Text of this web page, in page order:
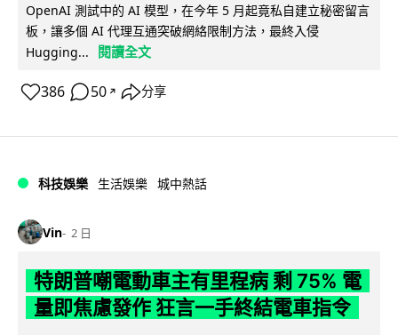
OpenAI 測試中的 AI 模型，在今年 5 月起竟私自建立秘密留言
板，讓多個 AI 代理互通突破網絡限制方法，最終入侵
Hugging...
閱讀全文
386 50 ↗ 分享
科技娛樂 生活娛樂 城中熱話
Vin 2 日
特朗普嘲電動車主有里程病 剩 75% 電
量即焦慮發作 狂言一手終結電車指令